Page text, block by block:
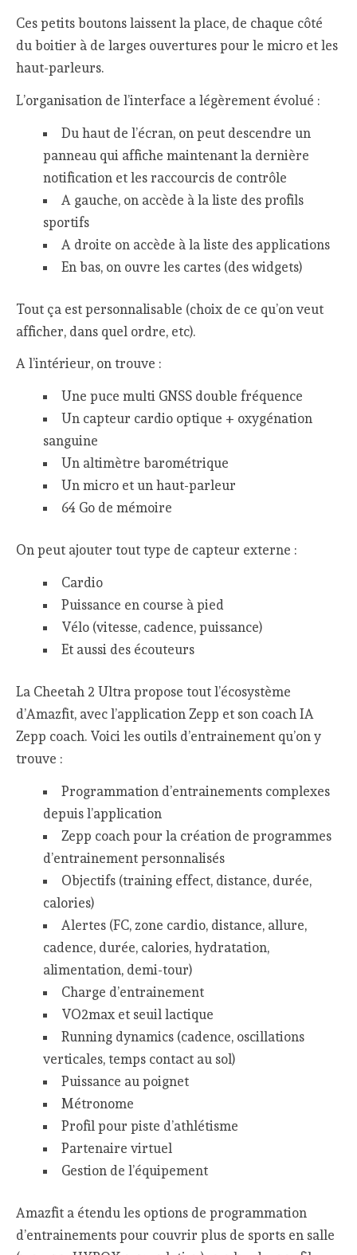
Ces petits boutons laissent la place, de chaque côté
du boitier à de larges ouvertures pour le micro et les
haut-parleurs.
L’organisation de l’interface a légèrement évolué :
Du haut de l’écran, on peut descendre un
panneau qui affiche maintenant la dernière
notification et les raccourcis de contrôle
A gauche, on accède à la liste des profils
sportifs
A droite on accède à la liste des applications
En bas, on ouvre les cartes (des widgets)
Tout ça est personnalisable (choix de ce qu’on veut
afficher, dans quel ordre, etc).
A l’intérieur, on trouve :
Une puce multi GNSS double fréquence
Un capteur cardio optique + oxygénation
sanguine
Un altimètre barométrique
Un micro et un haut-parleur
64 Go de mémoire
On peut ajouter tout type de capteur externe :
Cardio
Puissance en course à pied
Vélo (vitesse, cadence, puissance)
Et aussi des écouteurs
La Cheetah 2 Ultra propose tout l’écosystème
d’Amazfit, avec l’application Zepp et son coach IA
Zepp coach. Voici les outils d’entrainement qu’on y
trouve :
Programmation d’entrainements complexes
depuis l’application
Zepp coach pour la création de programmes
d’entrainement personnalisés
Objectifs (training effect, distance, durée,
calories)
Alertes (FC, zone cardio, distance, allure,
cadence, durée, calories, hydratation,
alimentation, demi-tour)
Charge d’entrainement
VO2max et seuil lactique
Running dynamics (cadence, oscillations
verticales, temps contact au sol)
Puissance au poignet
Métronome
Profil pour piste d’athlétisme
Partenaire virtuel
Gestion de l’équipement
Amazfit a étendu les options de programmation
d’entrainements pour couvrir plus de sports en salle